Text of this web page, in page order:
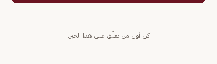
كن أول من يعلّق على هذا الخبر.